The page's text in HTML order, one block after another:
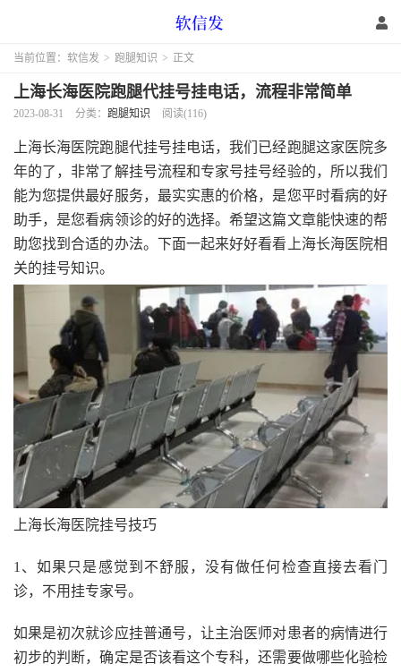
当前位置： 软信发 > 跑腿知识 > 正文
上海长海医院跑腿代挂号挂电话，流程非常简单
2023-08-31 分类： 跑腿知识 阅读(116)
上海长海医院跑腿代挂号挂电话，我们已经跑腿这家医院多
年的了，非常了解挂号流程和专家号挂号经验的，所以我们
能为您提供最好服务，最实实惠的价格，是您平时看病的好
助手，是您看病领诊的好的选择。希望这篇文章能快速的帮
助您找到合适的办法。下面一起来好好看看上海长海医院相
关的挂号知识。
上海长海医院挂号技巧
1、如果只是感觉到不舒服，没有做任何检查直接去看门
诊，不用挂专家号。
如果是初次就诊应挂普通号，让主治医师对患者的病情进行
初步的判断，确定是否该看这个专科，还需要做哪些化验检